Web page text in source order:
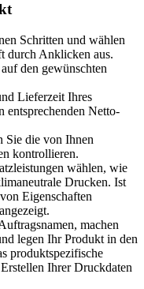
Schritten und wählen
durch Anklicken aus.
den gewünschten
Lieferzeit Ihres
entsprechenden Netto-
Sie die von Ihnen
kontrollieren.
wählen, wie
Drucken. Ist
Eigenschaften
machen
legen Ihr Produkt in den
produktspezifische
Ihrer Druckdaten